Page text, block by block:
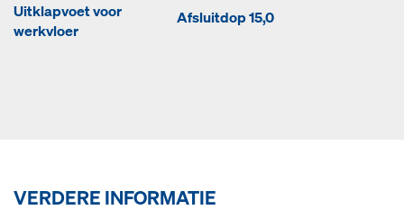
Uitklapvoet voor
werkvloer
Afsluitdop 15,0
VERDERE INFORMATIE